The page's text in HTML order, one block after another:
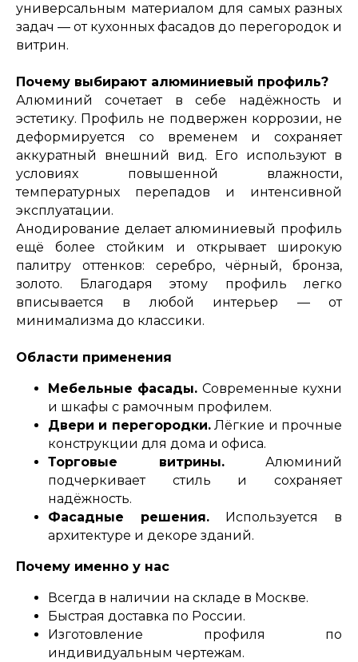
универсальным материалом для самых разных
задач — от кухонных фасадов до перегородок и
витрин.
Почему выбирают алюминиевый профиль?
Алюминий сочетает в себе надёжность и
эстетику. Профиль не подвержен коррозии, не
деформируется со временем и сохраняет
аккуратный внешний вид. Его используют в
условиях повышенной влажности,
температурных перепадов и интенсивной
эксплуатации.
Анодирование делает алюминиевый профиль
ещё более стойким и открывает широкую
палитру оттенков: серебро, чёрный, бронза,
золото. Благодаря этому профиль легко
вписывается в любой интерьер — от
минимализма до классики.
Области применения
Мебельные фасады. Современные кухни
и шкафы с рамочным профилем.
Двери и перегородки.Лёгкие и прочные
конструкции для дома и офиса.
Торговые витрины. Алюминий
подчеркивает стиль и сохраняет
надёжность.
Фасадные решения. Используется в
архитектуре и декоре зданий.
Почему именно у нас
Всегда в наличии на складе в Москве.
Быстрая доставка по России.
Изготовление профиля по
индивидуальным чертежам.